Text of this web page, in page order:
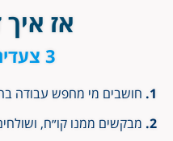
אז
3 צעדים פשוטים
חושבים מי מחפש עבודה
מבקשים ממנו קו״ח,